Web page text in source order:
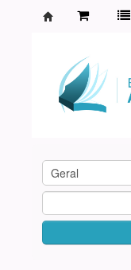
Agamenon
Magalhães